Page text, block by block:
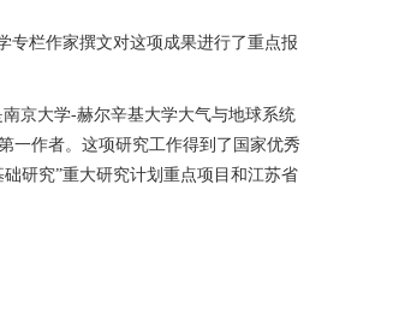
栏作家撰文对这项成果进行了重点报
京大学-赫尔辛基大学大气与地球系统
一作者。这项研究工作得到了国家优秀
研究”重大研究计划重点项目和江苏省